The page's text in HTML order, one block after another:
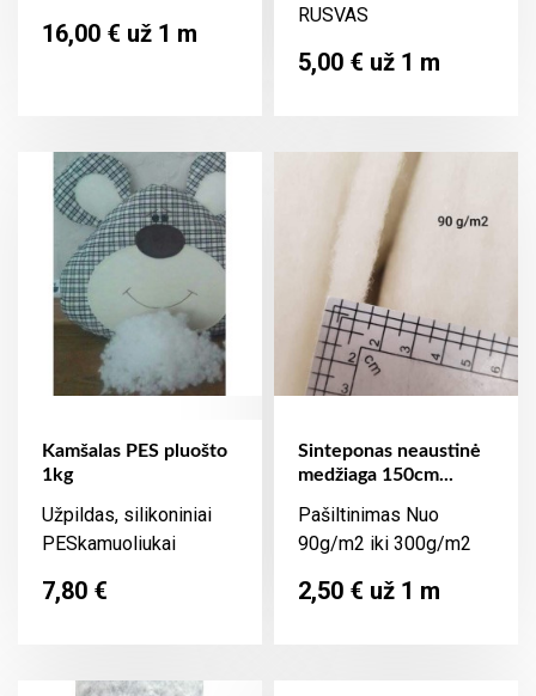
Kaina
16,00 € už 1 m
RUSVAS
Kaina
5,00 € už 1 m
Kamšalas PES pluošto
1kg
Užpildas, silikoniniai
PESkamuoliukai
Kaina
7,80 €
Sinteponas neaustinė
medžiaga 150cm...
Pašiltinimas Nuo
90g/m2 iki 300g/m2
Kaina
2,50 € už 1 m